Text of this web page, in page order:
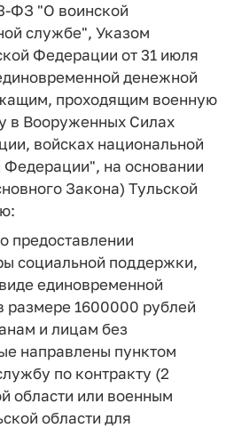
ФЗ "О воинской
службе", Указом
Федерации от 31 июля
денежной
проходящим военную
в Вооруженных Силах
войсках национальной
Федерации", на основании
Закона) Тульской
предоставлении
социальной поддержки,
единовременной
размере 1600000 рублей
и лицам без
направлены пунктом
по контракту (2
области или военным
области для